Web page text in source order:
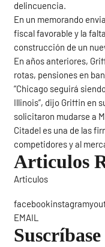
delincuencia.
En un memorando
fiscal favorable y la
construcción de un
En años anteriores,
rotas, pensiones en
“Chicago seguirá
Illinois”, dijo Griffin en
solicitaron mudarse a
Citadel es una de las
competidores y al
Articulos
Articulos
EMAIL